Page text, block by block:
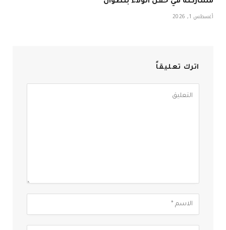
مشاركته في حفل الولاء بتطوان
أغسطس 1, 2026
اترك تعليقاً